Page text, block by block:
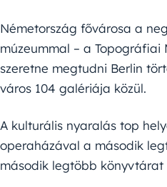
Németország fővárosa a
múzeummal – a
szeretne megtudni Berlin
város 104 galériája közül.
A kulturális nyaralás top
operaházával a második
második legtöbb könyvtárat